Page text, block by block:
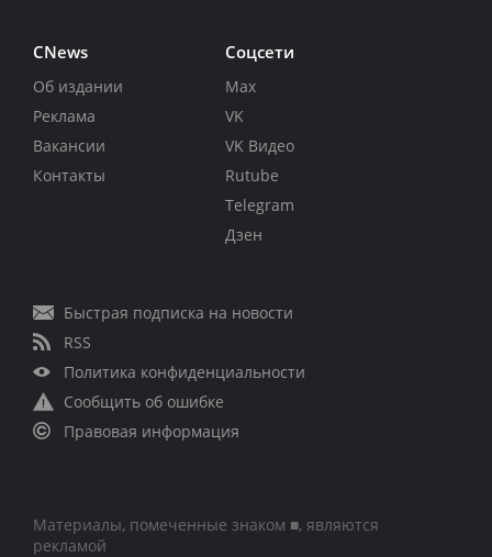
CNews
Об издании
Реклама
Вакансии
Контакты
Соцсети
Max
VK
VK Видео
Rutube
Telegram
Дзен
Быстрая подписка на новости
RSS
Политика конфиденциальности
Сообщить об ошибке
Правовая информация
Материалы, помеченные знаком ■, являются
рекламой